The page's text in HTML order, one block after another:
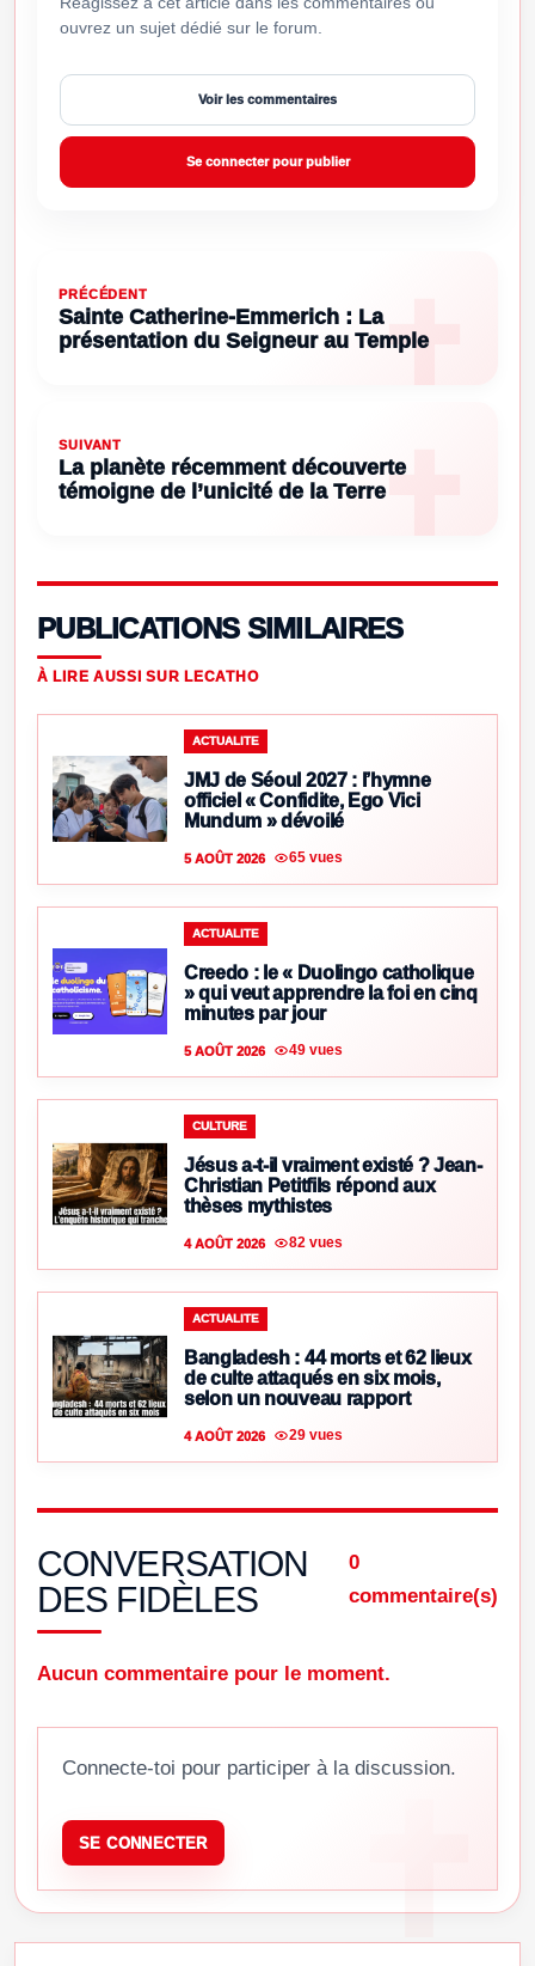
ouvrez un sujet dédié sur le forum.
Voir les commentaires
Se connecter pour publier
PRÉCÉDENT
Sainte Catherine-Emmerich : La
présentation du Seigneur au Temple
SUIVANT
La planète récemment découverte
témoigne de l’unicité de la Terre
PUBLICATIONS SIMILAIRES
À LIRE AUSSI SUR LECATHO
ACTUALITE
JMJ de Séoul 2027 : l’hymne
officiel « Confidite, Ego Vici
Mundum » dévoilé
5 AOÛT 2026 65 vues
ACTUALITE
Creedo : le « Duolingo catholique
» qui veut apprendre la foi en cinq
minutes par jour
5 AOÛT 2026 49 vues
CULTURE
Jésus a-t-il vraiment existé ? Jean-
Christian Petitfils répond aux
thèses mythistes
4 AOÛT 2026 82 vues
ACTUALITE
Bangladesh : 44 morts et 62 lieux
de culte attaqués en six mois,
selon un nouveau rapport
4 AOÛT 2026 29 vues
CONVERSATION
DES FIDÈLES
0
commentaire(s)
Aucun commentaire pour le moment.
Connecte-toi pour participer à la discussion.
SE CONNECTER